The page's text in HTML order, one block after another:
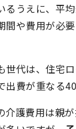
るうえに、平
間や費用が必
世代は、住宅
出費が重なる40
介護費用は親